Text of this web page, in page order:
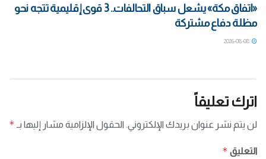
«اتفاق مكة» يشعل سباق التحالفات.. 3 قوى إقليمية تتجه نحو
مظلة دفاع مشتركة
اترك تعليقاً
لن يتم نشر عنوان بريدك الإلكتروني. الحقول الإلزامية مشار إليها بـ *
التعليق *